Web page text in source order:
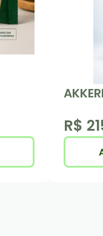
R$